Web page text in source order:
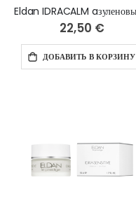
22,50 €
ДОБАВИТЬ В КОРЗИНУ